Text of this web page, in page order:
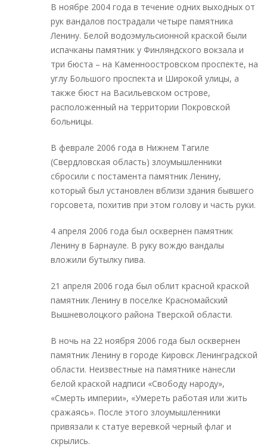
В ноябре 2004 года в течение одних выходных от
рук вандалов пострадали четыре памятника
Ленину. Белой водоэмульсионной краской были
испачканы памятник у Финляндского вокзала и
три бюста – на Каменноостровском проспекте, на
углу Большого проспекта и Широкой улицы, а
также бюст на Васильевском острове,
расположенный на территории Покровской
больницы.
В феврале 2006 года в Нижнем Тагиле
(Свердловская область) злоумышленники
сбросили с постамента памятник Ленину,
который был установлен вблизи здания бывшего
горсовета, похитив при этом голову и часть руки.
4 апреля 2006 года был осквернен памятник
Ленину в Барнауле. В руку вождю вандалы
вложили бутылку пива.
21 апреля 2006 года был облит красной краской
памятник Ленину в поселке Красномайский
Вышневолоцкого района Тверской области.
В ночь на 22 ноября 2006 года был осквернен
памятник Ленину в городе Кировск Ленинградской
области. Неизвестные на памятнике нанесли
белой краской надписи «Свободу народу»,
«Смерть империи», «Умереть работая или жить
сражаясь». После этого злоумышленники
привязали к статуе веревкой черный флаг и
скрылись.